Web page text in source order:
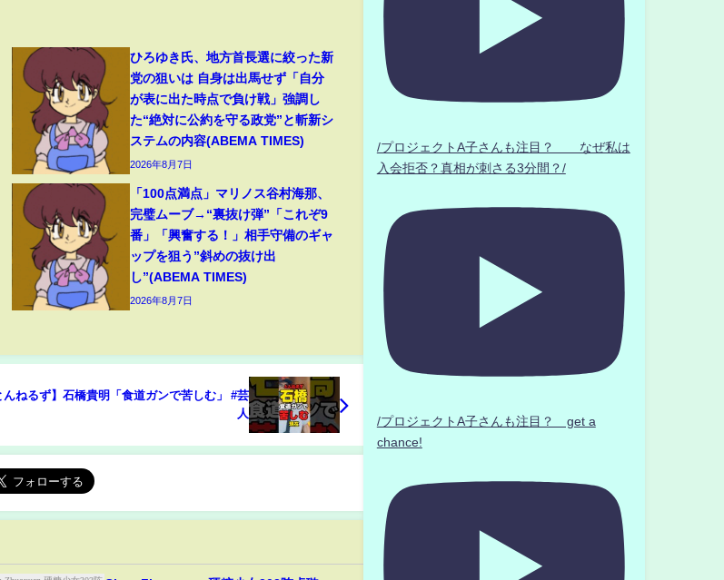
ひろゆき氏、地方首長選に絞った新
党の狙いは 自身は出馬せず「自分
が表に出た時点で負け戦」強調し
た“絶対に公約を守る政党”と斬新シ
ステムの内容(ABEMA TIMES)
2026年8月7日
「100点満点」マリノス谷村海那、
完璧ムーブ→“裏抜け弾”「これぞ9
番」「興奮する！」相手守備のギャ
ップを狙う”斜めの抜け出
し”(ABEMA TIMES)
2026年8月7日
んねるず】石橋貴明「食道ガンで苦しむ」 #芸
人
/プロジェクトA子さんも注目？ なぜ私は
入会拒否？真相が刺さる3分間？/
/プロジェクトA子さんも注目？ get a
chance!